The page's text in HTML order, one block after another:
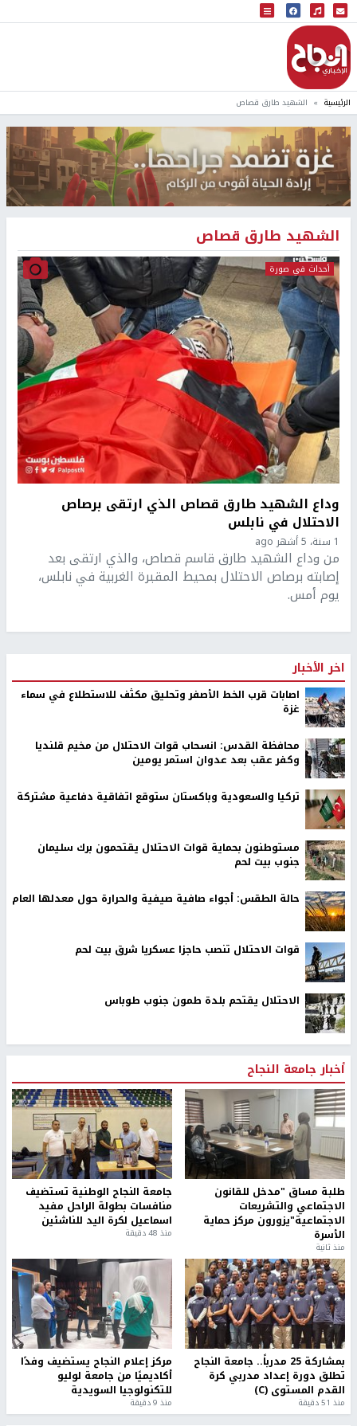
البث المباشر
إذاعة النجاح
الرئيسية الشهيد طارق قصاص
الشهيد طارق قصاص
أحداث في صورة
وداع الشهيد طارق قصاص الذي ارتقى برصاص
الاحتلال في نابلس
1 سنة، 5 أشهر ago
من وداع الشهيد طارق قاسم قصاص، والذي ارتقى بعد
إصابته برصاص الاحتلال بمحيط المقبرة الغربية في نابلس،
يوم أمس.
اخر الأخبار
اصابات قرب الخط الأصفر وتحليق مكثف للاستطلاع في سماء
غزة
محافظة القدس: انسحاب قوات الاحتلال من مخيم قلنديا
وكفر عقب بعد عدوان استمر يومين
تركيا والسعودية وباكستان ستوقع اتفاقية دفاعية مشتركة
مستوطنون بحماية قوات الاحتلال يقتحمون برك سليمان
جنوب بيت لحم
حالة الطقس: أجواء صافية صيفية والحرارة حول معدلها العام
قوات الاحتلال تنصب حاجزا عسكريا شرق بيت لحم
الاحتلال يقتحم بلدة طمون جنوب طوباس
أخبار جامعة النجاح
طلبة مساق "مدخل للقانون
الاجتماعي والتشريعات
الاجتماعية"يزورون مركز حماية
الأسرة
منذ ثانية
جامعة النجاح الوطنية تستضيف
منافسات بطولة الراحل مفيد
اسماعيل لكرة اليد للناشئين
منذ 48 دقيقة
بمشاركة 25 مدرباً.. جامعة النجاح
تطلق دورة إعداد مدربي كرة
القدم المستوى (C)
منذ 51 دقيقة
مركز إعلام النجاح يستضيف وفدًا
أكاديميًا من جامعة لوليو
للتكنولوجيا السويدية
منذ 9 دقيقة